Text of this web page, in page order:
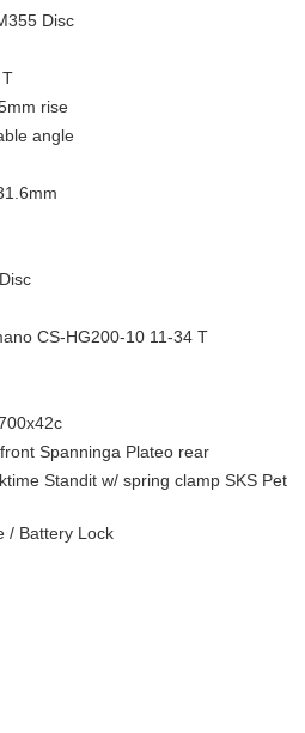
Disc
rise
angle
CS-HG200-10 11-34 T
Spanninga Plateo rear
Standit w/ spring clamp SKS Pet
/ Battery Lock